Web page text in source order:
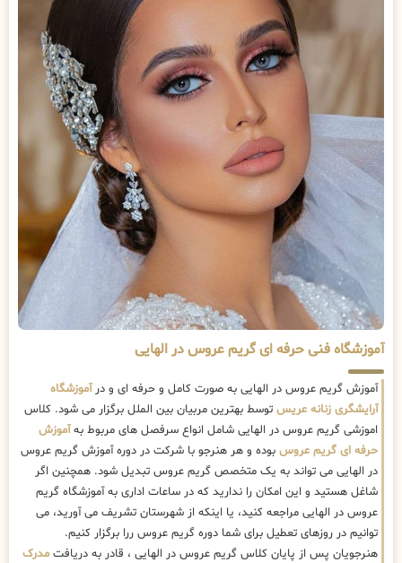
آموزشگاه فنی حرفه ای گریم عروس در الهایی
آموزش گریم عروس در الهایی به صورت کامل و حرفه ای و درآموزشگاه
آرایشگری زنانه عریس توسط بهترین مربیان بین الملل برگزار می شود. کلاس
اموزشی گریم عروس در الهایی شامل انواع سرفصل های مربوط بهآموزش
حرفه ای گریم عروس بوده و هر هنرجو با شرکت در دوره آموزش گریم عروس
در الهایی می تواند به یک متخصص گریم عروس تبدیل شود. همچنین اگر
شاغل هستید و این امکان را ندارید که در ساعات اداری به آموزشگاه گریم
عروس در الهایی مراجعه کنید، یا اینکه از شهرستان تشریف می آورید، می
توانیم در روزهای تعطیل برای شما دوره گریم عروس ررا برگزار کنیم.
هنرجویان پس از پایان کلاس گریم عروس در الهایی ، قادر به دریافت مدرک